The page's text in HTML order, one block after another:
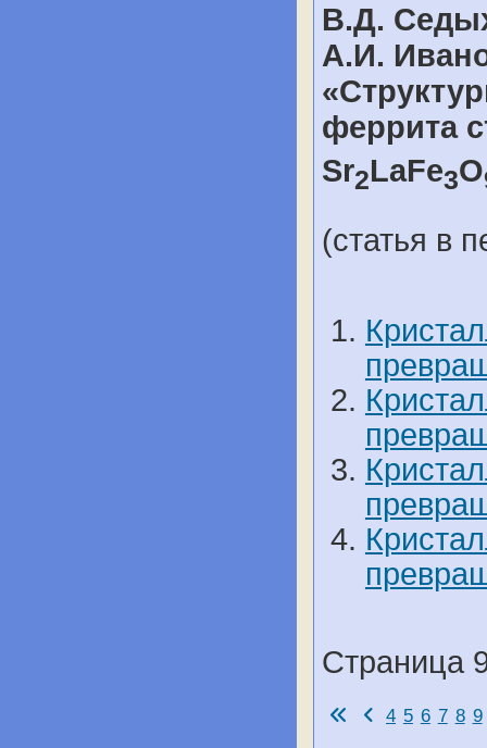
В.Д.
А.И.
феррита
Sr2LaFe3O
(статья в
Страница
4 5 6 7 8 9